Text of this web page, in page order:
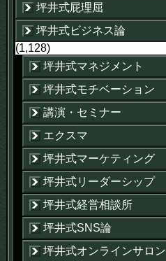
坪井式屁理屈
坪井式ビジネス論
(1,128)
坪井式マネジメント
坪井式モチベーション
講演・セミナー
エクスマ
坪井式マーケティング
坪井式リーダーシップ
坪井式経営相談所
坪井式SNS論
坪井式オンラインサロン